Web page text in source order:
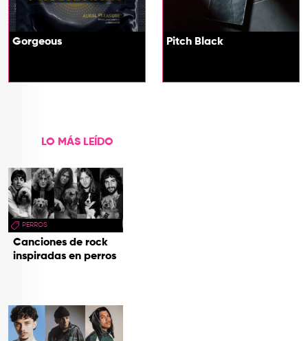
Gorgeous Pitch Black
LO MÁS LEÍDO
PERROS
Canciones de rock
inspiradas en perros